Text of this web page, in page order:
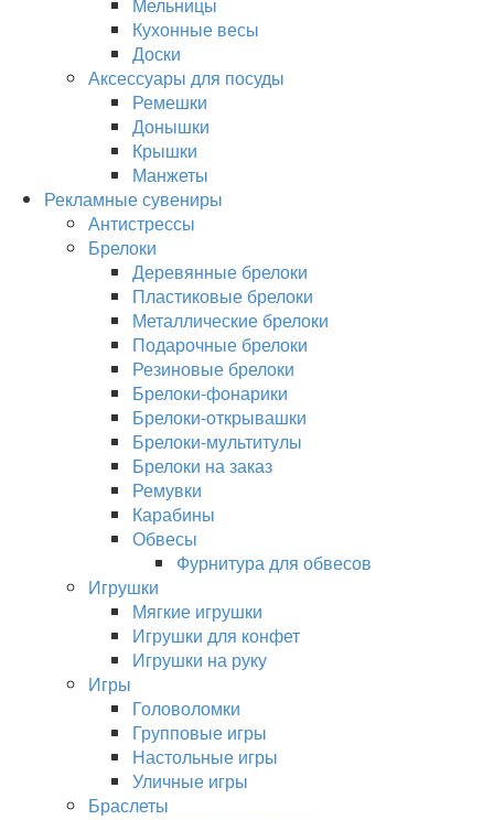
Кухонные весы
Доски
Аксессуары для посуды
Ремешки
Донышки
Крышки
Манжеты
Рекламные сувениры
Антистрессы
Брелоки
Деревянные брелоки
Пластиковые брелоки
Металлические брелоки
Подарочные брелоки
Резиновые брелоки
Брелоки-фонарики
Брелоки-открывашки
Брелоки-мультитулы
Брелоки на заказ
Ремувки
Карабины
Обвесы
Фурнитура для обвесов
Игрушки
Мягкие игрушки
Игрушки для конфет
Игрушки на руку
Игры
Головоломки
Групповые игры
Настольные игры
Уличные игры
Браслеты